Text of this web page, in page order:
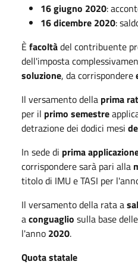
16 giugno 2020:
16 dicembre 2020:
È facoltàdel contribuente
dell'imposta
soluzione, da corrispondere
Il versamento della prima
per il primo semestre
detrazione dei dodici mesi
In sede di prima
corrispondere sarà pari alla
titolo di IMU e TASI per
Il versamento della rata a
aconguaglio sulla base
l'anno 2020.
Quota statale